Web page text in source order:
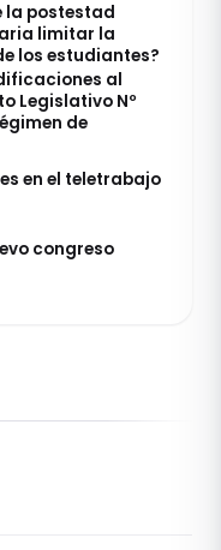
la postestad
limitar la
los estudiantes?
al
Legislativo Nº
de
en el teletrabajo
congreso